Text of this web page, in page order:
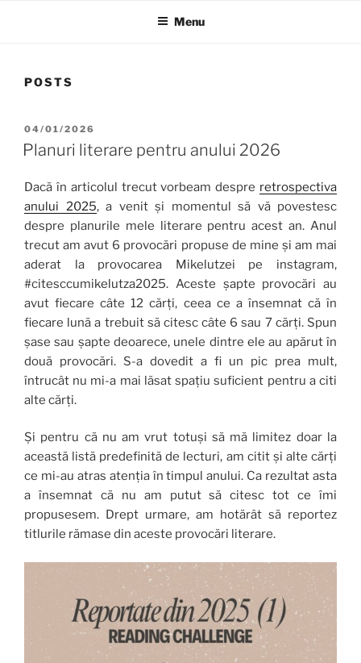
Menu
POSTS
POSTED
ON
04/01/2026
Planuri literare pentru anului 2026
Dacă în articolul trecut vorbeam despre retrospectiva
anului 2025, a venit și momentul să vă povestesc
despre planurile mele literare pentru acest an. Anul
trecut am avut 6 provocări propuse de mine și am mai
aderat la provocarea Mikelutzei pe instagram,
#citesccumikelutza2025. Aceste șapte provocări au
avut fiecare câte 12 cărți, ceea ce a însemnat că în
fiecare lună a trebuit să citesc câte 6 sau 7 cărți. Spun
șase sau șapte deoarece, unele dintre ele au apărut în
două provocări. S-a dovedit a fi un pic prea mult,
întrucât nu mi-a mai lăsat spațiu suficient pentru a citi
alte cărți.
Și pentru că nu am vrut totuși să mă limitez doar la
această listă predefinită de lecturi, am citit și alte cărți
ce mi-au atras atenția în timpul anului. Ca rezultat asta
a însemnat că nu am putut să citesc tot ce îmi
propusesem. Drept urmare, am hotărât să reportez
titlurile rămase din aceste provocări literare.